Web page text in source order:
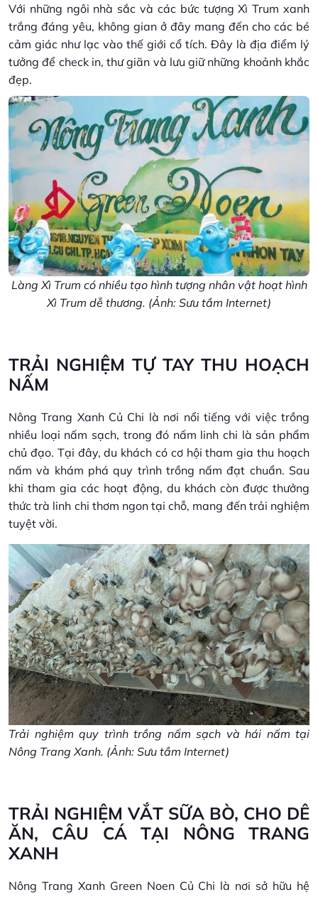
Với những ngôi nhà sắc và các bức tượng Xì Trum xanh
trắng đáng yêu, không gian ở đây mang đến cho các bé
cảm giác như lạc vào thế giới cổ tích. Đây là địa điểm lý
tưởng để check in, thư giãn và lưu giữ những khoảnh khắc
đẹp.
Làng Xì Trum có nhiều tạo hình tượng nhân vật hoạt hình
Xì Trum dễ thương. (Ảnh: Sưu tầm Internet)
TRẢI NGHIỆM TỰ TAY THU HOẠCH
NẤM
Nông Trang Xanh Củ Chi là nơi nổi tiếng với việc trồng
nhiều loại nấm sạch, trong đó nấm linh chi là sản phẩm
chủ đạo. Tại đây, du khách có cơ hội tham gia thu hoạch
nấm và khám phá quy trình trồng nấm đạt chuẩn. Sau
khi tham gia các hoạt động, du khách còn được thưởng
thức trà linh chi thơm ngon tại chỗ, mang đến trải nghiệm
tuyệt vời.
Trải nghiệm quy trình trồng nấm sạch và hái nấm tại
Nông Trang Xanh. (Ảnh: Sưu tầm Internet)
TRẢI NGHIỆM VẮT SỮA BÒ, CHO DÊ
ĂN, CÂU CÁ TẠI NÔNG TRANG
XANH
Nông Trang Xanh Green Noen Củ Chi là nơi sở hữu hệ